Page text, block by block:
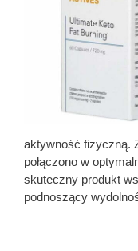
aktywność fizyczną.
połączono w
skuteczny produkt
podnoszący